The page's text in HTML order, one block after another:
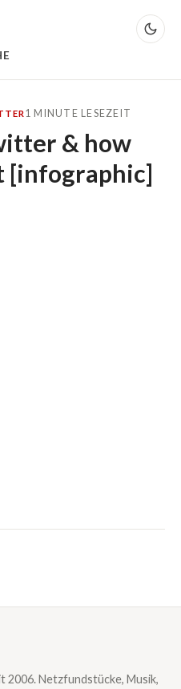
1 MINUTE LESEZEIT
& how
[infographic]
2006. Netzfundstücke, Musik,